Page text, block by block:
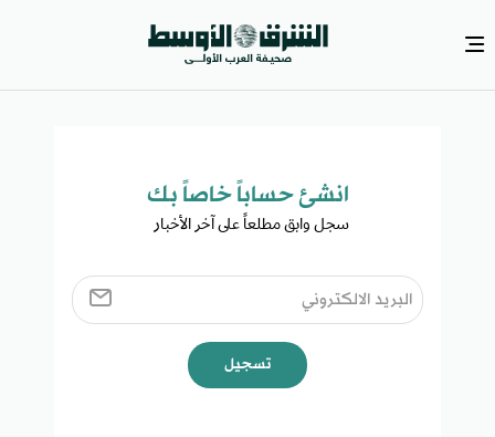
انشئ حساباً خاصاً بك​
سجل وابق مطلعاً على آخر الأخبار ​
تسجيل